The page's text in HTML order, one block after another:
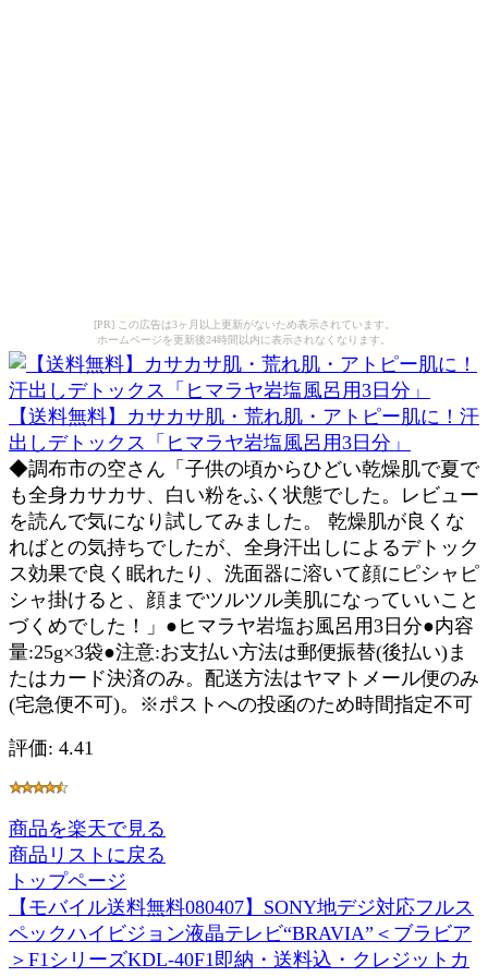
[PR] この広告は3ヶ月以上更新がないため表示されています。
ホームページを更新後24時間以内に表示されなくなります。
【送料無料】カサカサ肌・荒れ肌・アトピー肌に！汗
出しデトックス「ヒマラヤ岩塩風呂用3日分」
◆調布市の空さん「子供の頃からひどい乾燥肌で夏で
も全身カサカサ、白い粉をふく状態でした。レビュー
を読んで気になり試してみました。 乾燥肌が良くな
ればとの気持ちでしたが、全身汗出しによるデトック
ス効果で良く眠れたり、洗面器に溶いて顔にピシャピ
シャ掛けると、顔までツルツル美肌になっていいこと
づくめでした！」●ヒマラヤ岩塩お風呂用3日分●内容
量:25g×3袋●注意:お支払い方法は郵便振替(後払い)ま
たはカード決済のみ。配送方法はヤマトメール便のみ
(宅急便不可)。※ポストへの投函のため時間指定不可
評価: 4.41
商品を楽天で見る
商品リストに戻る
トップページ
【モバイル送料無料080407】SONY地デジ対応フルス
ペックハイビジョン液晶テレビ“BRAVIA”＜ブラビア
＞F1シリーズKDL-40F1即納・送料込・クレジットカ